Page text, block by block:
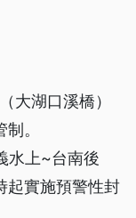
大湖口溪橋）
。
水上~台南後
起實施預警性封